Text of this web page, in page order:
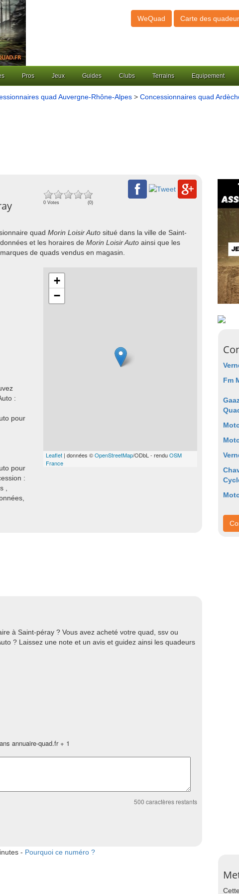
WeQuad Carte des
Pros Jeux Guides Clubs Terrains Equipement
quad Auvergne-Rhône-Alpes > Concessionnaires quad
0 Votes (0)
quad Morin Loisir Auto situé dans la ville de Saint-
et les horaires de Morin Loisir Auto ainsi que les
de quads vendus en magasin.
:
pour
pour
:
,
+
−
Leaflet | données ©OpenStreetMap/ODbL - renduOSM
France
à Saint-péray ? Vous avez acheté votre quad, ssv ou
? Laissez une note et un avis et guidez ainsi les quadeurs
annuaire-quad.fr + 1
500 caractères restants
- Pourquoi ce numéro ?
Fm